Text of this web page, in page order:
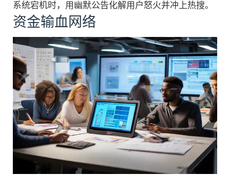
系统宕机时，用幽默公告化解用户怒火并冲上热搜。
资金输血网络